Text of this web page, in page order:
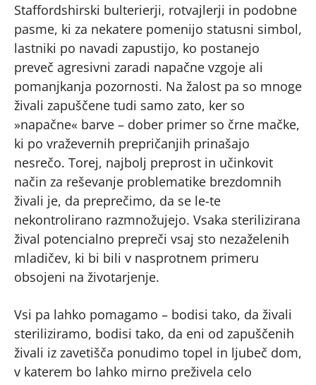
Staffordshirski bulterierji, rotvajlerji in podobne
pasme, ki za nekatere pomenijo statusni simbol,
lastniki po navadi zapustijo, ko postanejo
preveč agresivni zaradi napačne vzgoje ali
pomanjkanja pozornosti. Na žalost pa so mnoge
živali zapuščene tudi samo zato, ker so
»napačne« barve – dober primer so črne mačke,
ki po vraževernih prepričanjih prinašajo
nesrečo. Torej, najbolj preprost in učinkovit
način za reševanje problematike brezdomnih
živali je, da preprečimo, da se le-te
nekontrolirano razmnožujejo. Vsaka sterilizirana
žival potencialno prepreči vsaj sto nezaželenih
mladičev, ki bi bili v nasprotnem primeru
obsojeni na životarjenje.
Vsi pa lahko pomagamo – bodisi tako, da živali
steriliziramo, bodisi tako, da eni od zapuščenih
živali iz zavetišča ponudimo topel in ljubeč dom,
v katerem bo lahko mirno preživela celo